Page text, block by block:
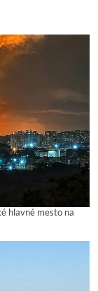
hlavné mesto na